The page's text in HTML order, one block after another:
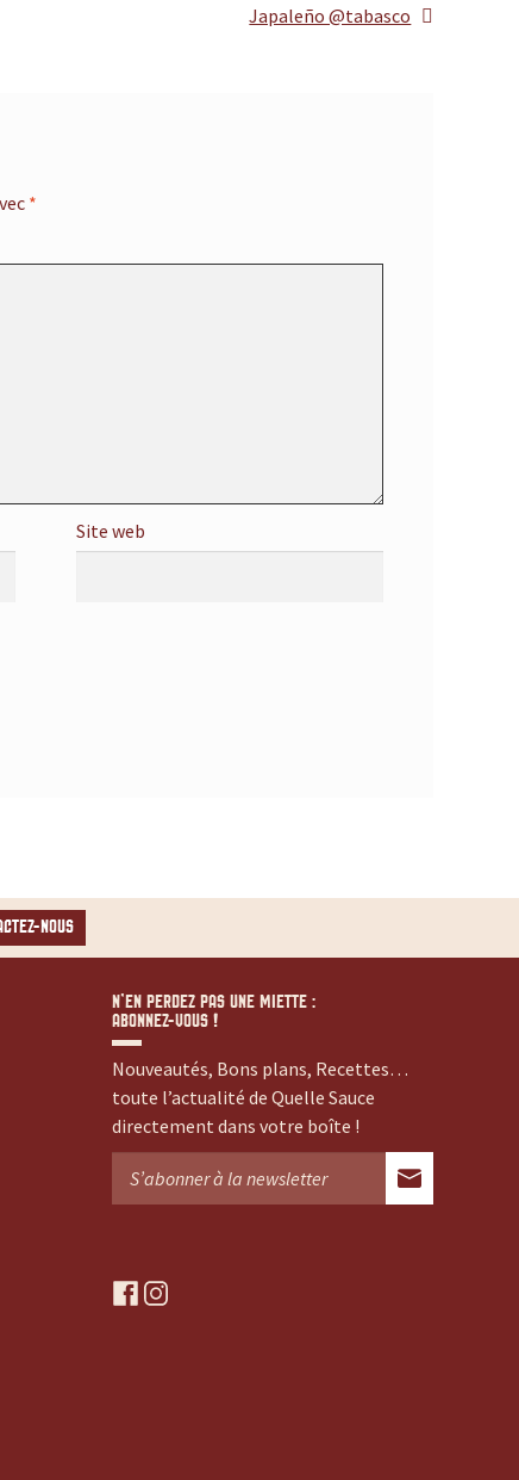
Article
Japaleño @tabasco
*
Site web
NOUS
N’EN PERDEZ PAS UNE MIETTE :
ABONNEZ-VOUS !
Nouveautés, Bons plans, Recettes…
toute l’actualité de Quelle Sauce
directement dans votre boîte !
f